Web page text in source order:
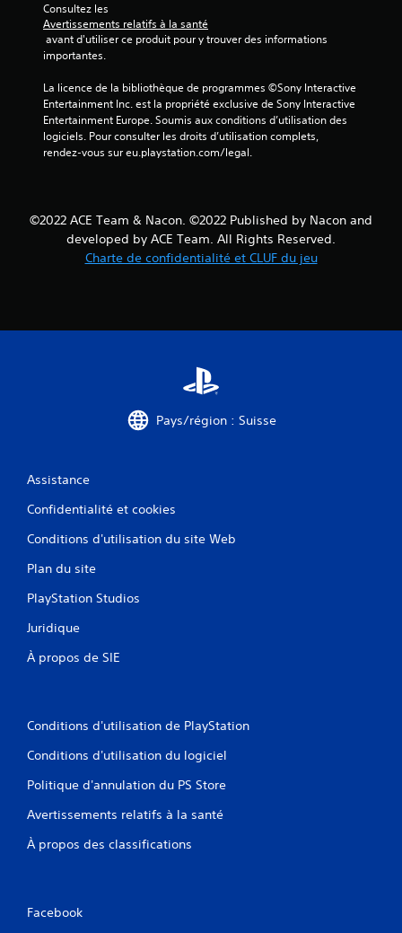
a
i
Consultez les
Avertissements relatifs à la santé
importantes.
La licence de la bibliothèque de programmes ©Sony Interactive
Entertainment Inc. est la propriété exclusive de Sony Interactive
Entertainment Europe. Soumis aux conditions d’utilisation des
logiciels. Pour consulter les droits d’utilisation complets,
rendez-vous sur eu.playstation.com/legal.
©2022 ACE Team & Nacon. ©2022 Published by Nacon and
developed by ACE Team. All Rights Reserved.
Charte de confidentialité et CLUF du jeu
Pays/région : Suisse
Assistance
Confidentialité et cookies
Conditions d'utilisation du site Web
Plan du site
PlayStation Studios
Juridique
À propos de SIE
Conditions d'utilisation de PlayStation
Conditions d'utilisation du logiciel
Politique d'annulation du PS Store
Avertissements relatifs à la santé
À propos des classifications
Facebook